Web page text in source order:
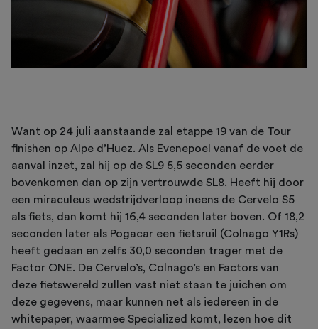
Want op 24 juli aanstaande zal etappe 19 van de Tour
finishen op Alpe d’Huez. Als Evenepoel vanaf de voet de
aanval inzet, zal hij op de SL9 5,5 seconden eerder
bovenkomen dan op zijn vertrouwde SL8. Heeft hij door
een miraculeus wedstrijdverloop ineens de Cervelo S5
als fiets, dan komt hij 16,4 seconden later boven. Of 18,2
seconden later als Pogacar een fietsruil (Colnago Y1Rs)
heeft gedaan en zelfs 30,0 seconden trager met de
Factor ONE. De Cervelo’s, Colnago’s en Factors van
deze fietswereld zullen vast niet staan te juichen om
deze gegevens, maar kunnen net als iedereen in de
whitepaper, waarmee Specialized komt, lezen hoe dit